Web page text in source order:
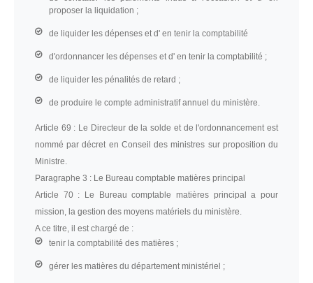
proposer la liquidation ;
de liquider les dépenses et d' en tenir la comptabilité
d'ordonnancer les dépenses et d' en tenir la comptabilité ;
de liquider les pénalités de retard ;
de produire le compte administratif annuel du ministère.
Article 69 : Le Directeur de la solde et de l'ordonnancement est
nommé par décret en Conseil des ministres sur proposition du
Ministre.
Paragraphe 3 : Le Bureau comptable matières principal
Article 70 : Le Bureau comptable matières principal a pour
mission, la gestion des moyens matériels du ministère.
A ce titre, il est chargé de :
tenir la comptabilité des matières ;
gérer les matières du département ministériel ;